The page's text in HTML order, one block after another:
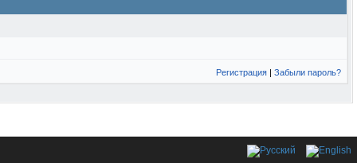
Регистрация | Забыли пароль?